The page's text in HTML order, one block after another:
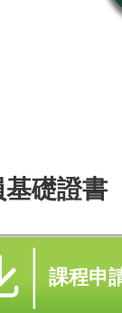
礎證書
課程申